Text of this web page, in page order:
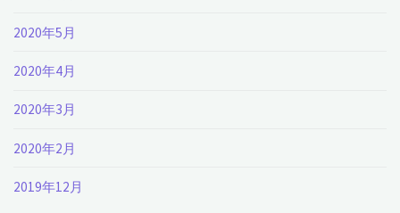
2020年5月
2020年4月
2020年3月
2020年2月
2019年12月